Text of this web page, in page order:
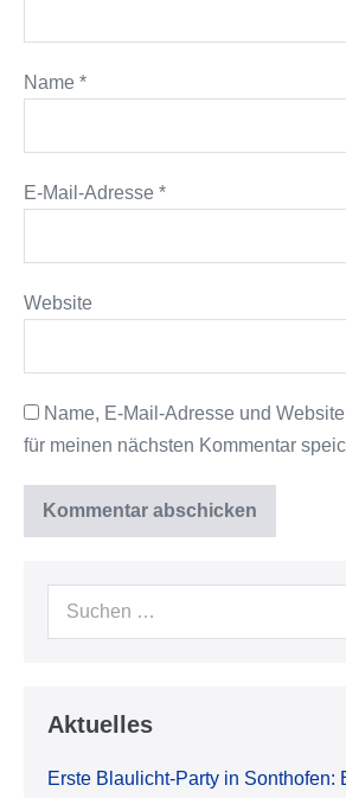
Name *
E-Mail-Adresse *
Website
Name, E-Mail-Adresse und
für meinen nächsten Kommentar
Suche
Aktuelles
Erste Blaulicht-Party in Sonthofen: